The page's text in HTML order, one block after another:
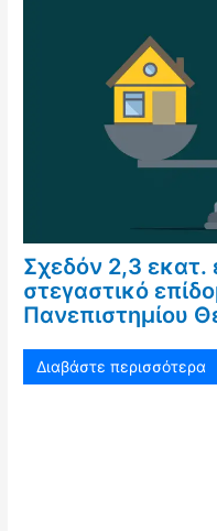
Σχεδόν 2,3 εκατ.
στεγαστικό
Πανεπιστημίου
Διαβάστε περισσότερα